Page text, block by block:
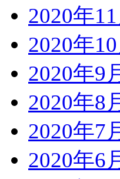
2020年11
2020年10
2020年9
2020年8
2020年7
2020年6